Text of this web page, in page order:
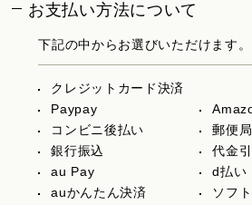
お支払い方法について
下記の中からお選びいただけます。
クレジットカード決済
Paypay
コンビニ後払い
郵便
銀行振込
代金
au Pay
d払い
auかんたん決済
ソフ